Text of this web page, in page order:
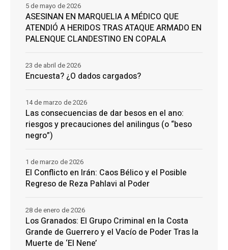
ASESINAN EN MARQUELIA A MÉDICO QUE
ATENDIÓ A HERIDOS TRAS ATAQUE ARMADO EN
PALENQUE CLANDESTINO EN COPALA
5 de mayo de 2026
Encuesta? ¿O dados cargados?
23 de abril de 2026
Las consecuencias de dar besos en el ano:
riesgos y precauciones del anilingus (o “beso
negro”)
14 de marzo de 2026
El Conflicto en Irán: Caos Bélico y el Posible
Regreso de Reza Pahlavi al Poder
1 de marzo de 2026
Los Granados: El Grupo Criminal en la Costa
Grande de Guerrero y el Vacío de Poder Tras la
Muerte de ‘El Nene’
28 de enero de 2026